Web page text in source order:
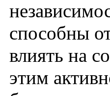
способны
влиять на
этим